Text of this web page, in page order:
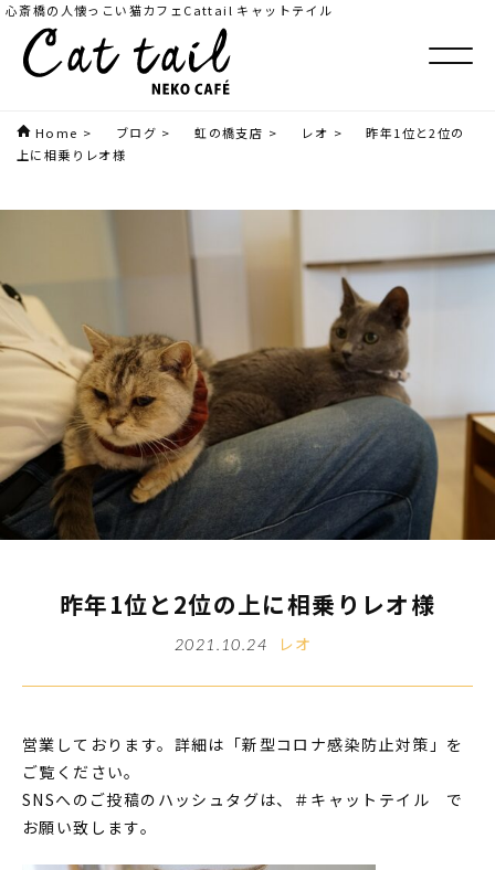
心斎橋の人懐っこい猫カフェCattail キャットテイル
Home > ブログ > 虹の橋支店 > レオ >
昨年1位と2位の
上に相乗りレオ様
昨年1位と2位の上に相乗りレオ様
2021.10.24 レオ
営業しております。詳細は「新型コロナ感染防止対策」を
ご覧ください。
SNSへのご投稿のハッシュタグは、＃キャットテイル で
お願い致します。